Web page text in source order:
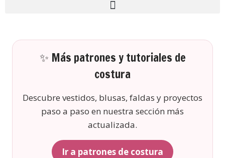
✨ Más patrones y tutoriales de
costura
Descubre vestidos, blusas, faldas y proyectos
paso a paso en nuestra sección más
actualizada.
Ir a patrones de costura